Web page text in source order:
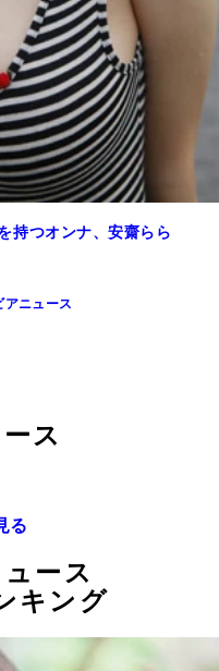
持つオンナ、安齋らら
アニュース
ス
る
ース
キング